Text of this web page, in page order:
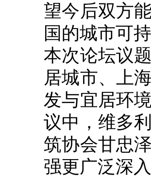
望今后双方
国的城市可
本次论坛议
居城市、上
发与宜居环
议中，维多
筑协会甘忠
强更广泛深